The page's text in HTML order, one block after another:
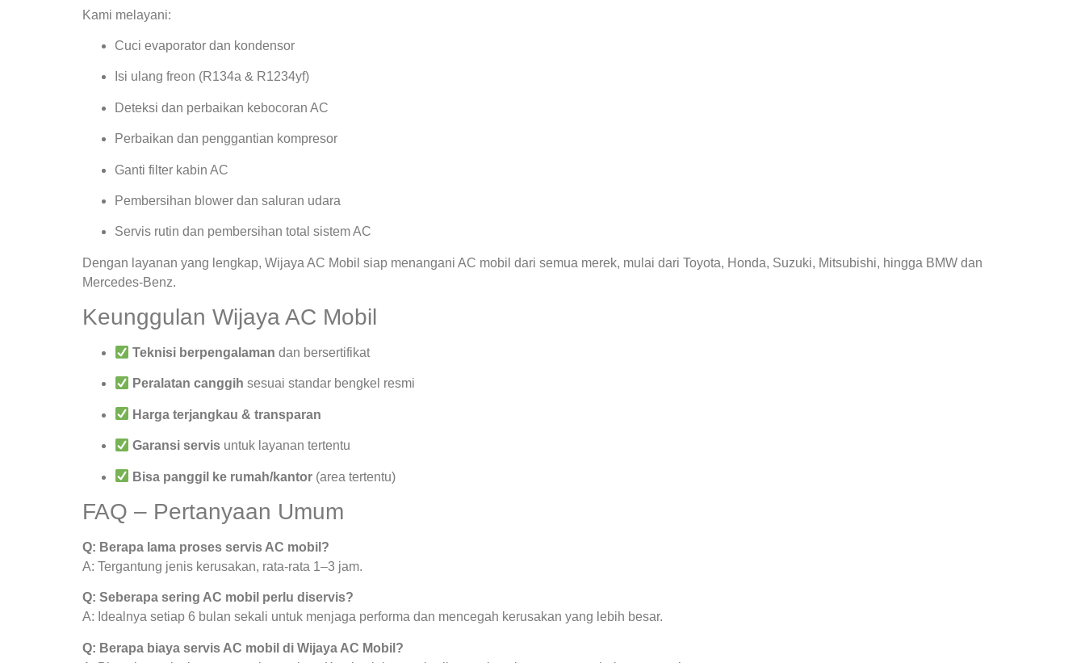
Kami melayani:
Cuci evaporator dan kondensor
Isi ulang freon (R134a & R1234yf)
Deteksi dan perbaikan kebocoran AC
Perbaikan dan penggantian kompresor
Ganti filter kabin AC
Pembersihan blower dan saluran udara
Servis rutin dan pembersihan total sistem AC
Dengan layanan yang lengkap, Wijaya AC Mobil siap menangani AC mobil dari semua merek, mulai dari Toyota, Honda, Suzuki, Mitsubishi, hingga BMW dan
Mercedes-Benz.
Keunggulan Wijaya AC Mobil
Teknisi berpengalaman dan bersertifikat
Peralatan canggih sesuai standar bengkel resmi
Harga terjangkau & transparan
Garansi servis untuk layanan tertentu
Bisa panggil ke rumah/kantor (area tertentu)
FAQ – Pertanyaan Umum
Q: Berapa lama proses servis AC mobil?
A: Tergantung jenis kerusakan, rata-rata 1–3 jam.
Q: Seberapa sering AC mobil perlu diservis?
A: Idealnya setiap 6 bulan sekali untuk menjaga performa dan mencegah kerusakan yang lebih besar.
Q: Berapa biaya servis AC mobil di Wijaya AC Mobil?